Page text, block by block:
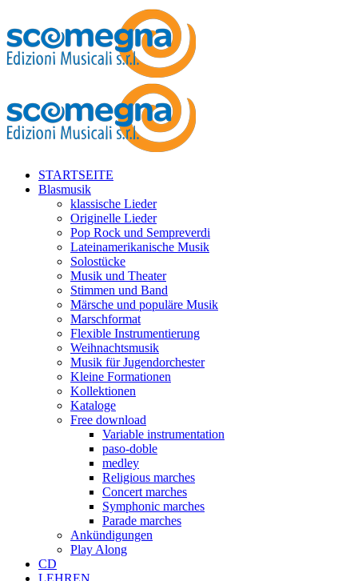
STARTSEITE
Blasmusik
klassische Lieder
Originelle Lieder
Pop Rock und Sempreverdi
Lateinamerikanische Musik
Solostücke
Musik und Theater
Stimmen und Band
Märsche und populäre Musik
Marschformat
Flexible Instrumentierung
Weihnachtsmusik
Musik für Jugendorchester
Kleine Formationen
Kollektionen
Kataloge
Free download
Variable instrumentation
paso-doble
medley
Religious marches
Concert marches
Symphonic marches
Parade marches
Ankündigungen
Play Along
CD
LEHREN